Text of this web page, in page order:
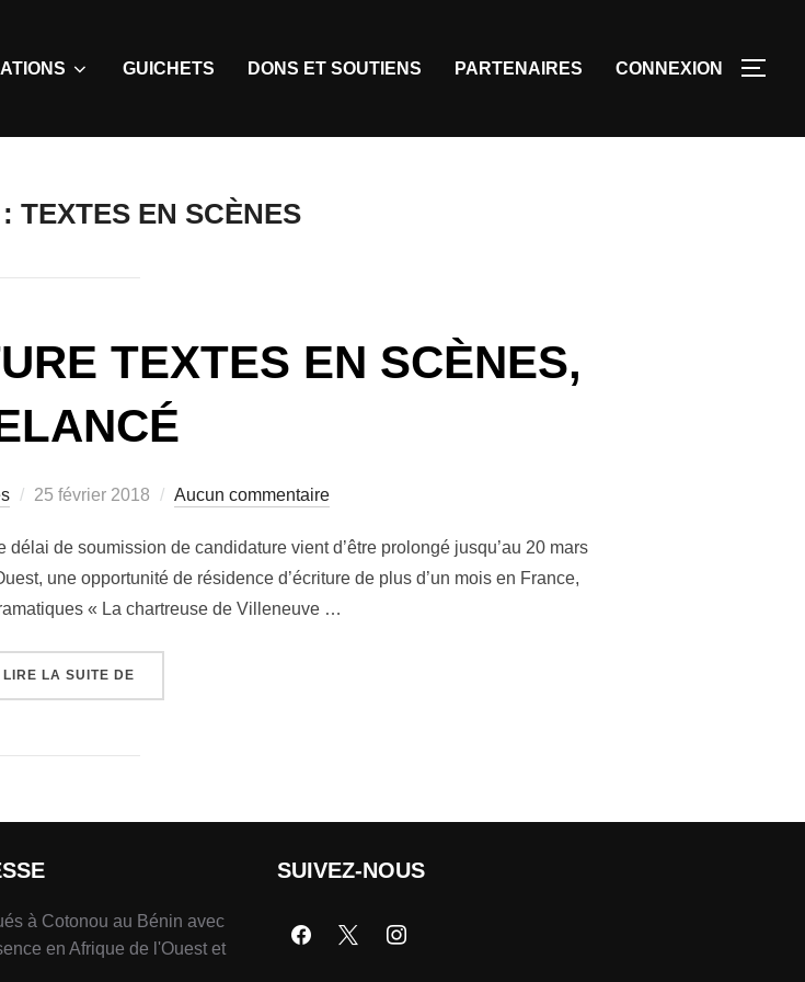
GUICHETS DONS ET SOUTIENS PARTENAIRES CONNEXION
TEXTES EN SCÈNES
TEXTES EN SCÈNES,
25 février 2018 Aucun commentaire
de soumission de candidature vient d’être prolongé jusqu’au 20 mars
une opportunité de résidence d’écriture de plus d’un mois en France,
« La chartreuse de Villeneuve …
LIRE LA SUITE DE
à Cotonou au Bénin avec
en Afrique de l'Ouest et
SUIVEZ-NOUS